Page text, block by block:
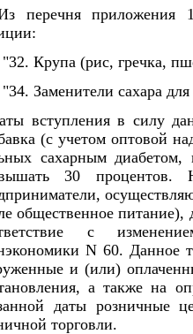
перечня приложения
Крупа (рис, гречка,
Заменители сахара
вступления в силу
(с учетом оптовой
сахарным
30 процентов.
общественное
с
N 60. Данное
и (или)
а также на
даты розничные
торговли.